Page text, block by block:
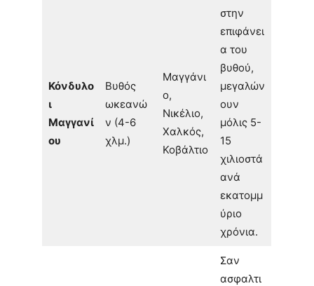
Κόνδυλο
ι
Μαγγανί
ου
Βυθός
ωκεανώ
ν (4-6
χλμ.)
Μαγγάνι
ο,
Νικέλιο,
Χαλκός,
Κοβάλτιο
στην
επιφάνει
α του
βυθού,
μεγαλών
ουν
μόλις 5-
15
χιλιοστά
ανά
εκατομμ
ύριο
χρόνια.
Σαν
ασφαλτι